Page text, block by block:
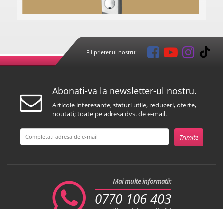
Fii prietenul nostru:
Abonati-va la newsletter-ul nostru.
Articole interesante, sfaturi utile, reduceri, oferte,
noutati; toate pe adresa dvs. de e-mail.
Mai multe informatii:
0770 106 403